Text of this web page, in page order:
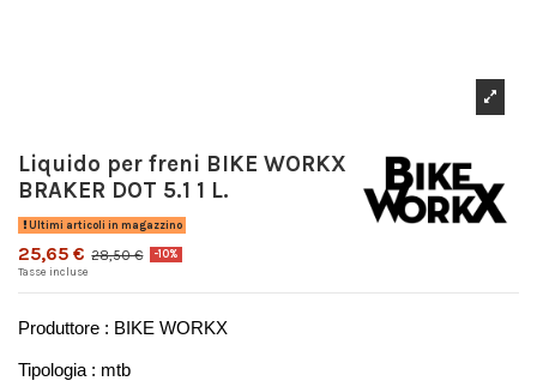
Liquido per freni BIKE WORKX
BRAKER DOT 5.1 1 L.
Ultimi articoli in magazzino
25,65 € 28,50 € -10%
Tasse incluse
Produttore : BIKE WORKX
Tipologia : mtb